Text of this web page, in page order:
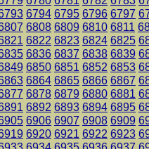
6794 6795 6796 6797
6808 6809 6810 6811
6822 6823 6824 6825
6836 6837 6838 6839
6850 6851 6852 6853
6864 6865 6866 6867
6878 6879 6880 6881
6892 6893 6894 6895
6906 6907 6908 6909
6920 6921 6922 6923